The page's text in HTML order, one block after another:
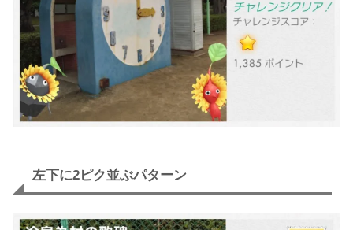
左下に2ピク並ぶパターン